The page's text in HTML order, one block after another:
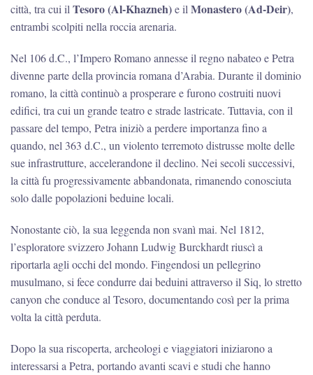
città, tra cui ilTesoro (Al-Khazneh)e ilMonastero (Ad-Deir),
entrambi scolpiti nella roccia arenaria.
Nel 106 d.C., l’Impero Romano annesse il regno nabateo e Petra
divenne parte della provincia romana d’Arabia. Durante il dominio
romano, la città continuò a prosperare e furono costruiti nuovi
edifici, tra cui un grande teatro e strade lastricate. Tuttavia, con il
passare del tempo, Petra iniziò a perdere importanza fino a
quando, nel 363 d.C., un violento terremoto distrusse molte delle
sue infrastrutture, accelerandone il declino. Nei secoli successivi,
la città fu progressivamente abbandonata, rimanendo conosciuta
solo dalle popolazioni beduine locali.
Nonostante ciò, la sua leggenda non svanì mai. Nel 1812,
l’esploratore svizzero Johann Ludwig Burckhardt riuscì a
riportarla agli occhi del mondo. Fingendosi un pellegrino
musulmano, si fece condurre dai beduini attraverso il Siq, lo stretto
canyon che conduce al Tesoro, documentando così per la prima
volta la città perduta.
Dopo la sua riscoperta, archeologi e viaggiatori iniziarono a
interessarsi a Petra, portando avanti scavi e studi che hanno